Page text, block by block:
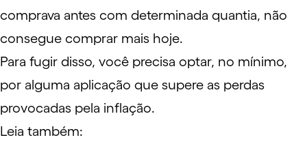
comprava antes com determinada quantia, não
consegue comprar mais hoje.
Para fugir disso, você precisa optar, no mínimo,
por alguma aplicação que supere as perdas
provocadas pela inflação.
Leia também: